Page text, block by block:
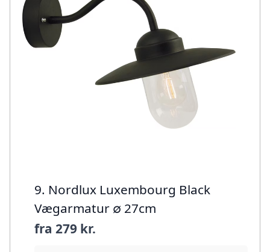
9. Nordlux Luxembourg Black
Vægarmatur ∅ 27cm
fra 279 kr.